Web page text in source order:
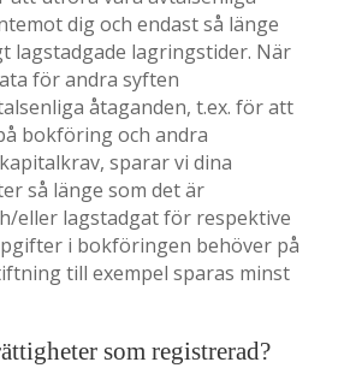
dig och endast så länge
lagstadgade lagringstider. När
för andra syften
åtaganden, t.ex. för att
bokföring och andra
sparar vi dina
så länge som det är
eller lagstadgat för respektive
i bokföringen behöver på
till exempel sparas minst
som registrerad?